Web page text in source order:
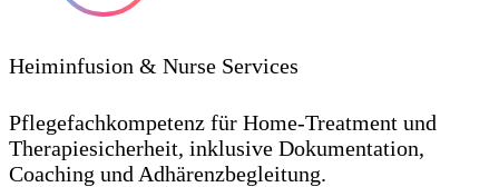
Heiminfusion & Nurse Services
Pflegefachkompetenz für Home-Treatment und
Therapiesicherheit, inklusive Dokumentation,
Coaching und Adhärenzbegleitung.